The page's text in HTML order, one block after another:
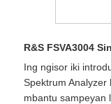
R&S FSVA3004
Ing ngisor iki
Spektrum Analyzer
mbantu sampeyan